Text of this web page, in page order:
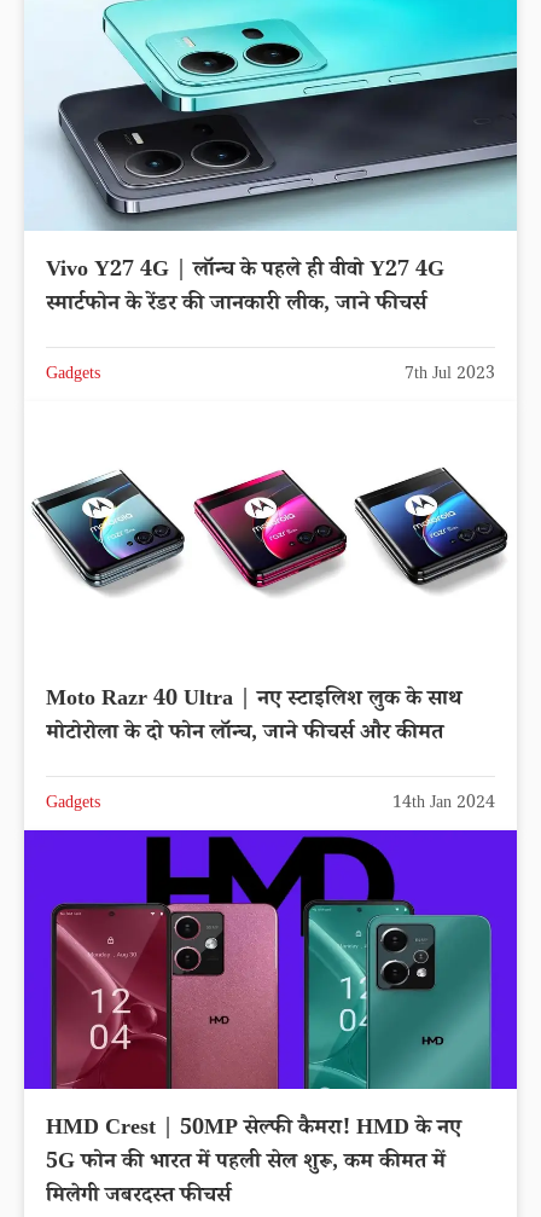
Vivo Y27 4G | लॉन्च के पहले ही वीवो Y27 4G
स्मार्टफोन के रेंडर की जानकारी लीक, जाने फीचर्स
Gadgets 7th Jul 2023
Moto Razr 40 Ultra | नए स्टाइलिश लुक के साथ
मोटोरोला के दो फोन लॉन्च, जाने फीचर्स और कीमत
Gadgets 14th Jan 2024
HMD Crest | 50MP सेल्फी कैमरा! HMD के नए
5G फोन की भारत में पहली सेल शुरू, कम कीमत में
मिलेगी जबरदस्त फीचर्स